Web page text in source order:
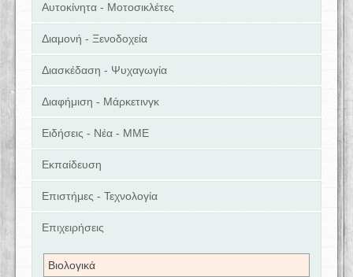
Αυτοκίνητα - Μοτοσικλέτες
Διαμονή - Ξενοδοχεία
Διασκέδαση - Ψυχαγωγία
Διαφήμιση - Μάρκετινγκ
Ειδήσεις - Νέα - ΜΜΕ
Εκπαίδευση
Επιστήμες - Τεχνολογία
Επιχειρήσεις
Βιολογικά